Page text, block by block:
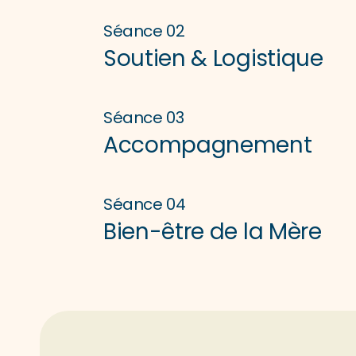
Séance 02
Soutien & Logistique
Séance 03
Accompagnement
Séance 04
Bien-être de la Mère